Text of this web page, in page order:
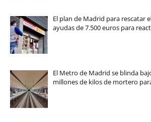
El plan de Madrid para rescatar
ayudas de 7.500 euros para
El Metro de Madrid se blinda
millones de kilos de mortero